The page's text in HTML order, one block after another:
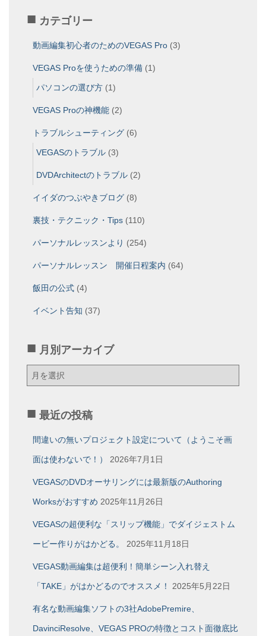
カテゴリー
動画編集初心者のためのVEGAS Pro (3)
VEGAS Proを使うための準備 (1)
パソコンの選び方 (1)
VEGAS Proの神機能 (2)
トラブルシューティング (6)
VEGASのトラブル (3)
DVDArchitectのトラブル (2)
イイダのつぶやきブログ (8)
裏技・テクニック・Tips (110)
パーソナルレッスンより (254)
パーソナルレッスン 開催日程案内 (64)
飯田の公式 (4)
イベント告知 (37)
月別アーカイブ
月
別
カ
ブ
最近の投稿
間違いの無いプロジェクト設定について（ようこそ画
面は使わないで！） 2026年7月1日
VEGASのDVDオーサリングには最新版のAuthoring
Worksがおすすめ 2025年11月26日
VEGASの超便利な「スリップ機能」でダイジェストム
ービー作りがはかどる。 2025年11月18日
VEGAS動画編集は超便利！簡単シーン入れ替え
「TAKE」がはかどるのでオススメ！ 2025年5月22日
有名な動画編集ソフトの3社AdobePremire、
DavinciResolve、VEGAS PROの特徴とコスト面徹底比